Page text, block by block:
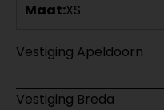
Maat:XS
Vestiging Apeldoorn
Vestiging Breda